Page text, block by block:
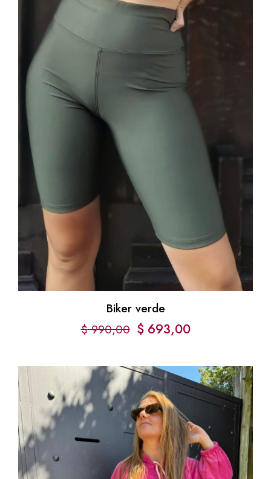
Biker verde
$990,00 $693,00